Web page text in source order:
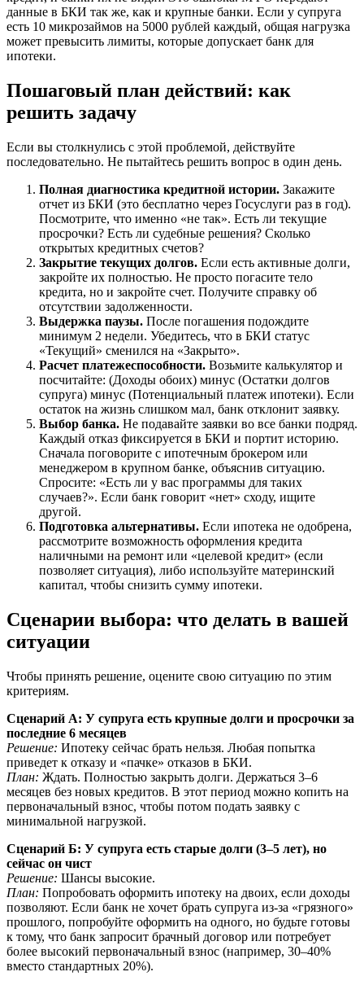
данные в БКИ так же, как и крупные банки. Если у супруга
есть 10 микрозаймов на 5000 рублей каждый, общая нагрузка
может превысить лимиты, которые допускает банк для
ипотеки.
Пошаговый план действий: как
решить задачу
Если вы столкнулись с этой проблемой, действуйте
последовательно. Не пытайтесь решить вопрос в один день.
Полная диагностика кредитной истории. Закажите
отчет из БКИ (это бесплатно через Госуслуги раз в год).
Посмотрите, что именно «не так». Есть ли текущие
просрочки? Есть ли судебные решения? Сколько
открытых кредитных счетов?
Закрытие текущих долгов. Если есть активные долги,
закройте их полностью. Не просто погасите тело
кредита, но и закройте счет. Получите справку об
отсутствии задолженности.
Выдержка паузы. После погашения подождите
минимум 2 недели. Убедитесь, что в БКИ статус
«Текущий» сменился на «Закрыто».
Расчет платежеспособности. Возьмите калькулятор и
посчитайте: (Доходы обоих) минус (Остатки долгов
супруга) минус (Потенциальный платеж ипотеки). Если
остаток на жизнь слишком мал, банк отклонит заявку.
Выбор банка. Не подавайте заявки во все банки подряд.
Каждый отказ фиксируется в БКИ и портит историю.
Сначала поговорите с ипотечным брокером или
менеджером в крупном банке, объяснив ситуацию.
Спросите: «Есть ли у вас программы для таких
случаев?». Если банк говорит «нет» сходу, ищите
другой.
Подготовка альтернативы. Если ипотека не одобрена,
рассмотрите возможность оформления кредита
наличными на ремонт или «целевой кредит» (если
позволяет ситуация), либо используйте материнский
капитал, чтобы снизить сумму ипотеки.
Сценарии выбора: что делать в вашей
ситуации
Чтобы принять решение, оцените свою ситуацию по этим
критериям.
Сценарий А: У супруга есть крупные долги и просрочки за
последние 6 месяцев
Решение: Ипотеку сейчас брать нельзя. Любая попытка
приведет к отказу и «пачке» отказов в БКИ.
План: Ждать. Полностью закрыть долги. Держаться 3–6
месяцев без новых кредитов. В этот период можно копить на
первоначальный взнос, чтобы потом подать заявку с
минимальной нагрузкой.
Сценарий Б: У супруга есть старые долги (3–5 лет), но
сейчас он чист
Решение: Шансы высокие.
План: Попробовать оформить ипотеку на двоих, если доходы
позволяют. Если банк не хочет брать супруга из-за «грязного»
прошлого, попробуйте оформить на одного, но будьте готовы
к тому, что банк запросит брачный договор или потребует
более высокий первоначальный взнос (например, 30–40%
вместо стандартных 20%).